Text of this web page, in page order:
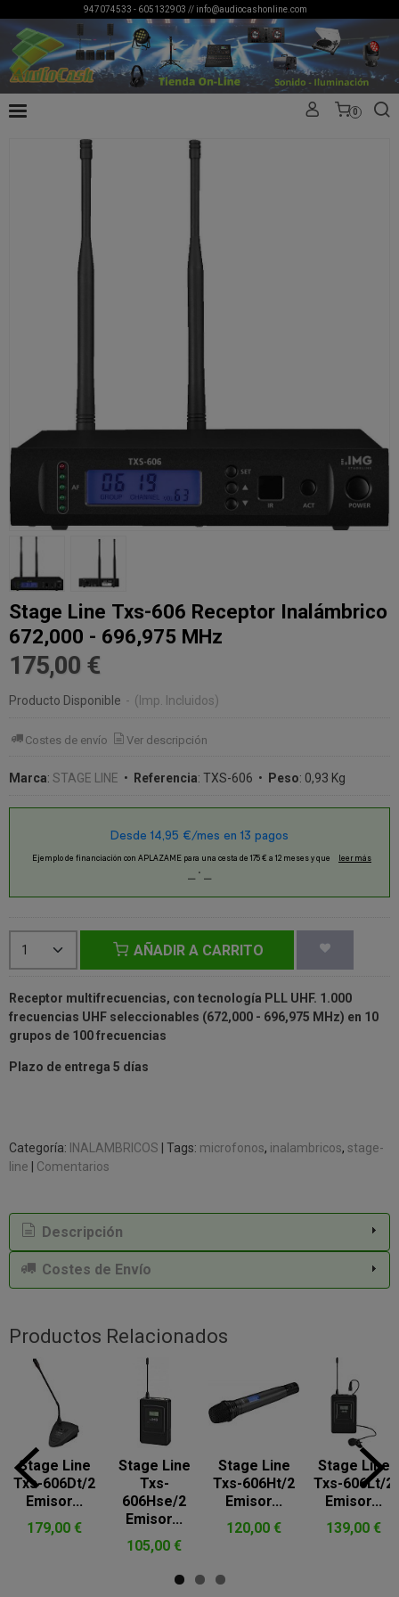
947074533 - 605132903 // info@audiocashonline.com
0
Stage Line Txs-606 Receptor Inalámbrico
672,000 - 696,975 MHz
175,00 €
Producto Disponible - (Imp. Incluidos)
Costes de envío Ver descripción
Marca: STAGE LINE • Referencia: TXS-606 • Peso: 0,93 Kg
AÑADIR A CARRITO
Receptor multifrecuencias, con tecnología PLL UHF.
frecuencias UHF seleccionables (672,000 - 696,975 MHz) en 10
grupos de 100 frecuencias
Plazo de entrega 5 días
Categoría: INALAMBRICOS Tags: microfonos inalambricos stage-
line
Comentarios
Descripción
Costes de Envío
Productos Relacionados
Stage Line
Txs-606Dt/2
Emisor...
179,00 €
Stage Line
Txs-
606Hse/2
Emisor...
105,00 €
Stage Line
Txs-606Ht/2
Emisor...
120,00 €
Stage Line
Txs-606Lt/2
Emisor...
139,00 €